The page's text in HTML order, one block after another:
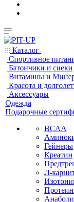
Каталог
Спортивное
Батончики и снеки
Витамины и
Красота и
Аксессуары
Одежда
Подарочные
BCAA
Гейнеры
Креатин
Л-